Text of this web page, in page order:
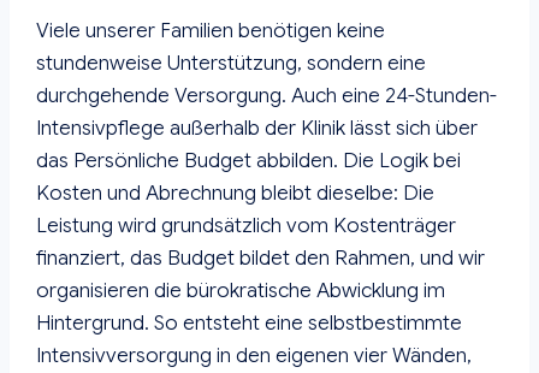
Viele unserer Familien benötigen keine
stundenweise Unterstützung, sondern eine
durchgehende Versorgung. Auch eine 24-Stunden-
Intensivpflege außerhalb der Klinik lässt sich über
das Persönliche Budget abbilden. Die Logik bei
Kosten und Abrechnung bleibt dieselbe: Die
Leistung wird grundsätzlich vom Kostenträger
finanziert, das Budget bildet den Rahmen, und wir
organisieren die bürokratische Abwicklung im
Hintergrund. So entsteht eine selbstbestimmte
Intensivversorgung in den eigenen vier Wänden,